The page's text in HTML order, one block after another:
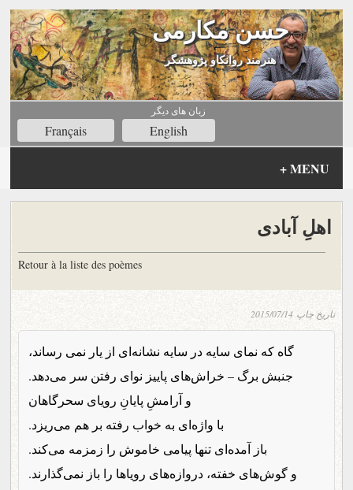
حسن مکارمی
هنرمند روانکاو پژوهشگر
زبان های ديگر
Français English
MENU
+
اهلِ آبادی
Retour à la liste des poèmes
تاریخ چاپ 2015/07/14
گاه که نمای سایه در سایه نشانه‌ای از یار نمی رساند،
جنبش برگ – خراش‌های پاییز نوای رفتن سر می‌دهد.
و آرامشِ پایانِ رویای سحرگاهان
با واژه‌‌ای به خواب رفته بر هم می‌ریزد.
باز آمده‌ای تنها پیامی خاموش را زمزمه می‌کند.
و گوش‌های خفته، دروازه‌های رویاها را باز نمی‌گذارند.